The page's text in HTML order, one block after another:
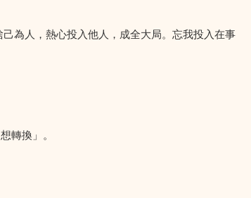
為人，熱心投入他人，成全大局。忘我投入在事
轉換」。